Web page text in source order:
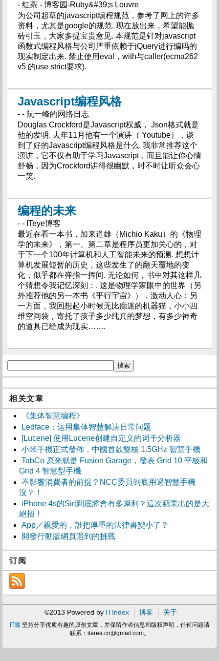
- 红茶 - 博客园-Ruby&#39;s Louvre
为公司起草的javascript编程规范，参考了网上的许多
资料，尤其是google的规范. 现在放出来，希望能抛
砖引玉，大家多提宝贵意见. 本规范是针对javascript
函数式编程风格与公司严重依赖于jQuery进行编码的
现实制定出来. 禁止使用eval，with与caller(ecma262
v5 的use strict要求).
Javascript编程风格
- - 阮一峰的网络日志
Douglas Crockford是Javascript权威， Json格式就是
他的发明. 去年11月他有一个演讲（ Youtube），谈
到了好的Javascript编程风格是什么. 我非常推荐这个
演讲，它不仅有助于学习Javascript，而且能让你心情
舒畅，因为Crockford讲得很幽默，时不时让听众会心
一笑.
编程的未来
- - ITeye博客
最近在看一本书，加来道雄（Michio Kaku）的《物理
学的未来》，第一、第二章是程序员更加关心的，对
于下一个100年计算机和人工智能未来的预测. 想想计
算机发展短暂的历史，这些发生了的翻天覆地的变
化，似乎都在弹指一挥间. 无论如何，书中对其这样几
个猜想令我记忆深刻：. 这是物理学家眼中的世界（另
外推荐他的另一本书《平行宇宙》），激动人心；另
一方面，我回想起小时候无比痴迷的机器猫，小小四
维空间袋，寄托了孩子多少纯真的梦想，有多少神奇
的道具已经成为现实…….
相关文章
《集体智慧编程》
Ledface：运用集体智慧解决日常问题
[Lucene] 使用Lucene创建自定义的词干分析器
小米手機正式發佈，中國首款雙核 1.5GHz 智慧手機
TabCo 原來就是 Fusion Garage，發表 Grid 10 平板和
Grid 4 智慧型手機
不影響消費者的前提？NCC委員到底用過智慧手機
沒？！
iPhone 4s的Siri到底將會有多犀利？這次蘋果出的是大
絕招！
App／親愛的，誰把厚重的法律書變小了？
開發行動版網頁遇到的挑戰
订阅
©2013 Powered by ITIndex 博客 关于
IT瘾坚持分享优质有趣的原创文章，并保留作者信息和版权声明，任何问题请
联系： itarea.cn@gmail.com。